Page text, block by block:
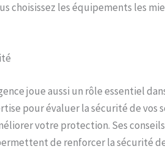
choisissez les équipements les
joue aussi un rôle essentiel
pour évaluer la sécurité de vos
votre protection. Ses
de renforcer la sécurité